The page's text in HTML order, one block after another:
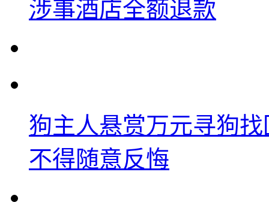
涉事酒店全额退款
狗主人悬赏万元寻狗
不得随意反悔